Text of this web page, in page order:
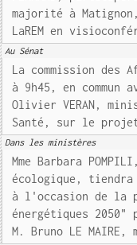
majorité à
LaREM en
Au Sénat
La commission des
à 9h45, en commun
Olivier VERAN,
Santé, sur le
Dans les ministères
Mme Barbara
écologique, tiendra
à l'occasion de la
énergétiques 2050"
M. Bruno LE MAIRE,